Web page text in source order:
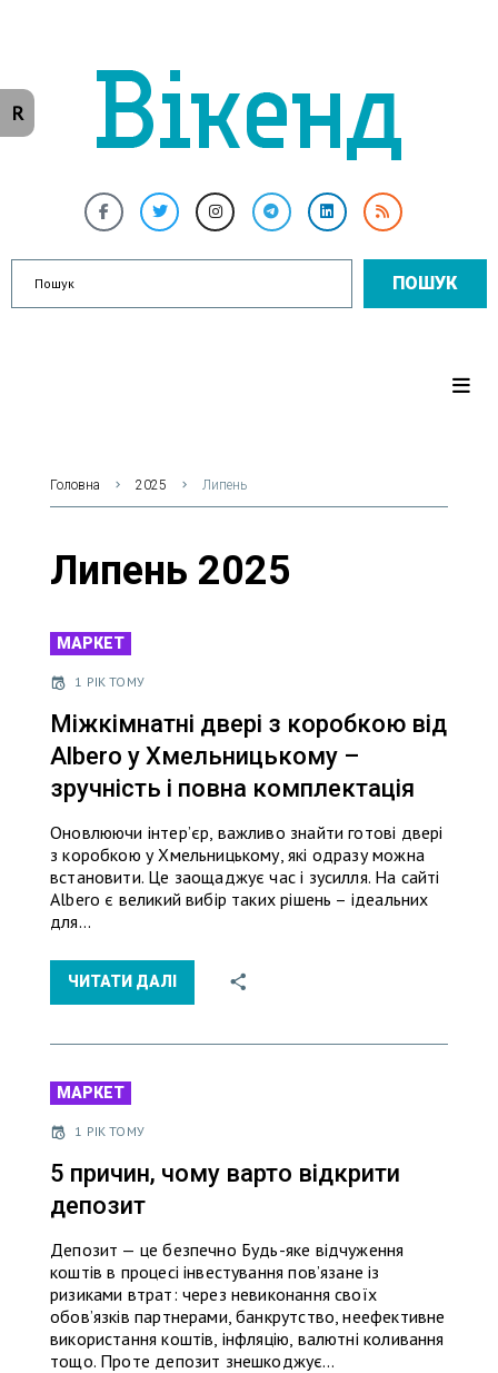
ПОШУК
Головна 2025 Липень
Липень 2025
МАРКЕТ
1 РІК ТОМУ
Міжкімнатні двері з коробкою від
Albero у Хмельницькому –
зручність і повна комплектація
Оновлюючи інтер’єр, важливо знайти готові двері
з коробкою у Хмельницькому, які одразу можна
встановити. Це заощаджує час і зусилля. На сайті
Albero є великий вибір таких рішень – ідеальних
для…
ЧИТАТИ ДАЛІ
МАРКЕТ
1 РІК ТОМУ
5 причин, чому варто відкрити
депозит
Депозит — це безпечно Будь-яке відчуження
коштів в процесі інвестування пов’язане із
ризиками втрат: через невиконання своїх
обов’язків партнерами, банкрутство, неефективне
використання коштів, інфляцію, валютні коливання
тощо. Проте депозит знешкоджує…
R